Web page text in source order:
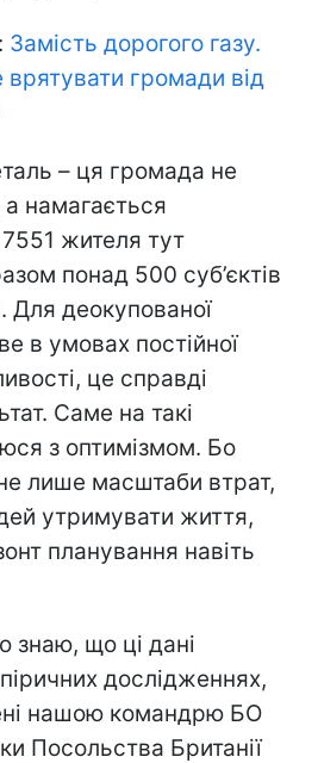
Замість дорогого газу.
громади від
– ця громада не
намагається
жителя тут
понад 500 суб’єктів
Для деокупованої
в умовах постійної
це справді
Саме на такі
з оптимізмом. Бо
лише масштаби втрат,
утримувати життя,
планування навіть
знаю, що ці дані
дослідженнях,
нашою командрю БО
Посольства Британії